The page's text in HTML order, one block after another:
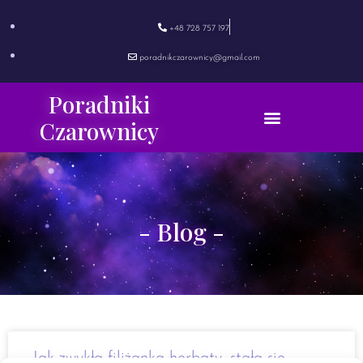
+48 728 757 197
poradnikczarownicy@gmail.com
Poradniki
Czarownicy
- Blog -
Jak zwykła filiżanka herbaty, stała się